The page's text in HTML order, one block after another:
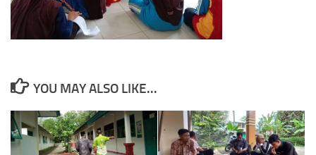
YOU MAY ALSO LIKE...